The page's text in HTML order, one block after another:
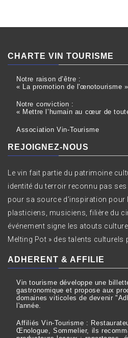
CHARTE VIN TOURISME
Notre raison d’être :
« La promotion de l'œnotourisme »
Notre conviction :
« Mettre l’humain au cœur de
Association Vin-Tourisme
REJOIGNEZ-NOUS
Le vin fait partie du patrimoine
identité du terroir reconnu pas
pour sa source d’inspiration pour
plasticiens, musiciens, filière du
événement signe les atouts
Melting Pot » des talents culturels
ADHERENT & AFFILIE
Vin tourisme développe une
gastronomique et propose aux
domaines viticoles de devenir
l'année.
Affiliés Vin-Tourisme :
Œnologue, Sommelier, ils